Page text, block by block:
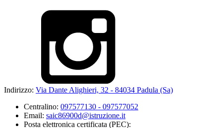
Indirizzo: Via Dante Alighieri, 32 - 84034 Padula (Sa)
Centralino: 097577130 - 097577052
Email: saic86900d@istruzione.it
Posta elettronica certificata (PEC):